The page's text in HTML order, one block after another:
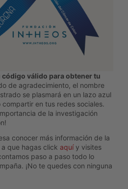
código válido para obtener tu
de agradecimiento, el nombre
se plasmará en un lazo azul
en tus redes sociales.
de la investigación
conocer más información de la
que hagas click aquí y visites
paso a paso todo lo
¡No te quedes con ninguna